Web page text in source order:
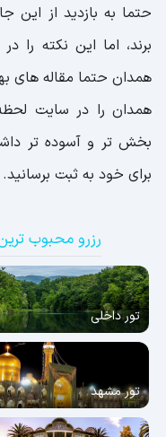
حتما به بازدید از این
برند، اما این نکته را
همدان حتما مقاله های
همدان را در سایت
بخش تر و آسوده تر
برای خود به ثبت برسانید.
رزرو محبوب
تور داخلی
تور مشهد